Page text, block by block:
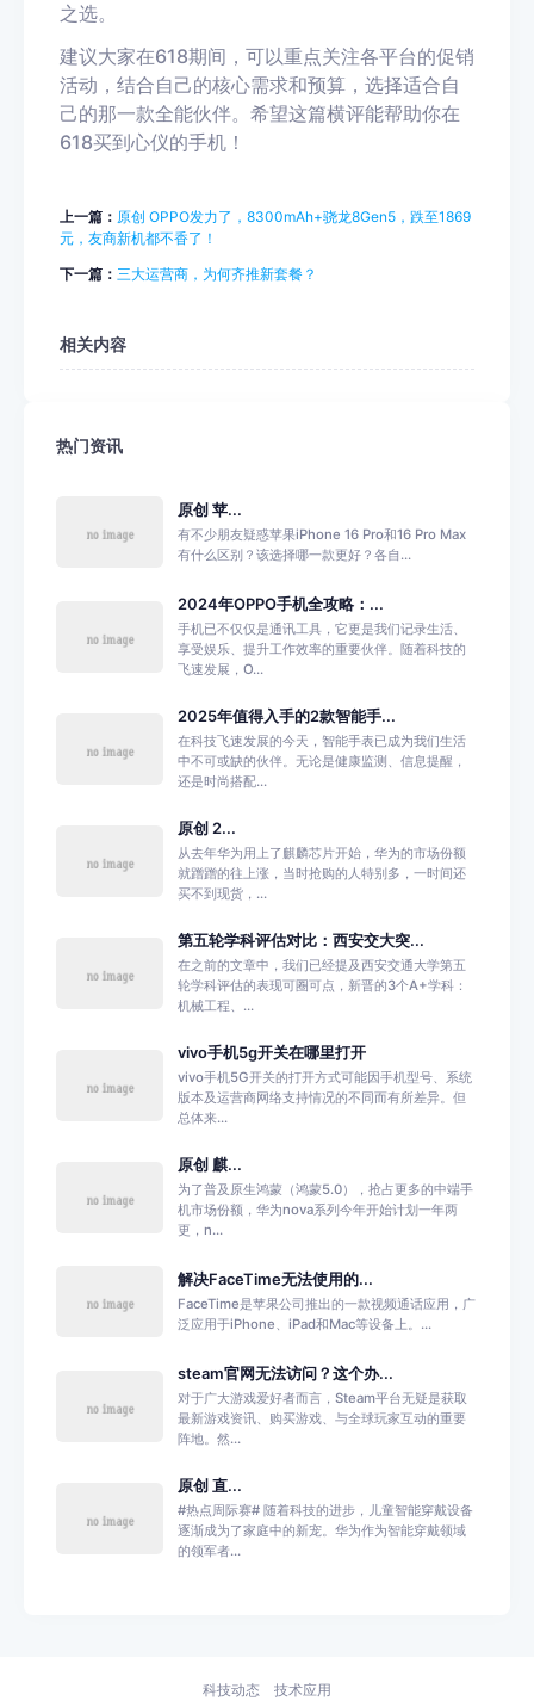
之选。
建议大家在618期间，可以重点关注各平台的促销
活动，结合自己的核心需求和预算，选择适合自
己的那一款全能伙伴。希望这篇横评能帮助你在
618买到心仪的手机！
上一篇： 原创 OPPO发力了，8300mAh+骁龙8Gen5，跌至1869
元，友商新机都不香了！
下一篇： 三大运营商，为何齐推新套餐？
相关内容
热门资讯
原创 苹...
有不少朋友疑惑苹果iPhone 16 Pro和16 Pro Max
有什么区别？该选择哪一款更好？各自...
2024年OPPO手机全攻略：...
手机已不仅仅是通讯工具，它更是我们记录生活、
享受娱乐、提升工作效率的重要伙伴。随着科技的
飞速发展，O...
2025年值得入手的2款智能手...
在科技飞速发展的今天，智能手表已成为我们生活
中不可或缺的伙伴。无论是健康监测、信息提醒，
还是时尚搭配...
原创 2...
从去年华为用上了麒麟芯片开始，华为的市场份额
就蹭蹭的往上涨，当时抢购的人特别多，一时间还
买不到现货，...
第五轮学科评估对比：西安交大突...
在之前的文章中，我们已经提及西安交通大学第五
轮学科评估的表现可圈可点，新晋的3个A+学科：
机械工程、...
vivo手机5g开关在哪里打开
vivo手机5G开关的打开方式可能因手机型号、系统
版本及运营商网络支持情况的不同而有所差异。但
总体来...
原创 麒...
为了普及原生鸿蒙（鸿蒙5.0），抢占更多的中端手
机市场份额，华为nova系列今年开始计划一年两
更，n...
解决FaceTime无法使用的...
FaceTime是苹果公司推出的一款视频通话应用，广
泛应用于iPhone、iPad和Mac等设备上。...
steam官网无法访问？这个办...
对于广大游戏爱好者而言，Steam平台无疑是获取
最新游戏资讯、购买游戏、与全球玩家互动的重要
阵地。然...
原创 直...
#热点周际赛# 随着科技的进步，儿童智能穿戴设备
逐渐成为了家庭中的新宠。华为作为智能穿戴领域
的领军者...
科技动态 技术应用